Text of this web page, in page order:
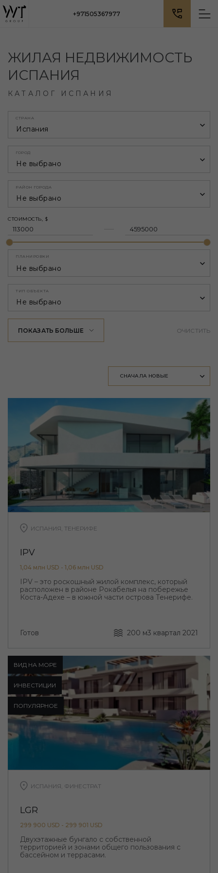
+971505367977
ЖИЛАЯ НЕДВИЖИМОСТЬ
ИСПАНИЯ
КАТАЛОГ ИСПАНИЯ
СТРАНА
Испания
ГОРОД
Не выбрано
РАЙОН ГОРОДА
Не выбрано
СТОИМОСТЬ, $
ПЛАНИРОВКИ
Не выбрано
ТИП ОБЪЕКТА
Не выбрано
ПОКАЗАТЬ БОЛЬШЕ ОЧИСТИТЬ
СНАЧАЛА НОВЫЕ
ИСПАНИЯ, ТЕНЕРИФЕ
IPV
1,04 млн USD - 1,06 млн USD
IPV – это роскошный жилой комплекс, который
расположен в районе Рокабелья на побережье
Коста-Адехе – в южной части острова Тенерифе.
Готов 200 м3 квартал 2021
ВИД НА МОРЕ
ИНВЕСТИЦИИ
ПОПУЛЯРНОЕ
ИСПАНИЯ, ФИНЕСТРАТ
LGR
299 900 USD - 299 901 USD
Двухэтажные бунгало с собственной
территорией и зонами общего пользования с
бассейном и террасами.